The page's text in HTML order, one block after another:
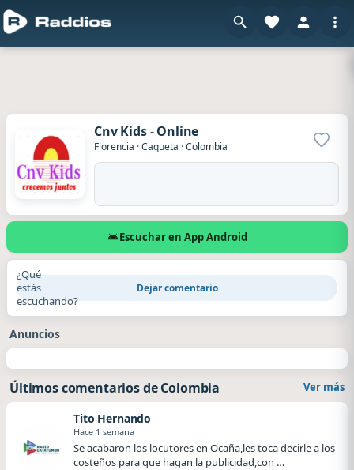
Cnv Kids - Online
Florencia ·Caqueta ·Colombia
Escuchar en App Android
¿Qué
estás
escuchando?
Dejar comentario
Anuncios
Últimos comentarios de Colombia Ver más
Tito Hernando
Hace 1 semana
Se acabaron los locutores en Ocaña,les toca decirle a los
costeños para que hagan la publicidad,con …